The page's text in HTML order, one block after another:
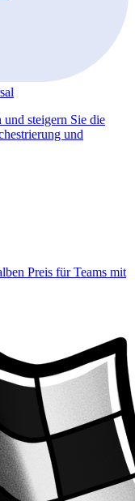
steigern Sie die
und
Preis für Teams mit